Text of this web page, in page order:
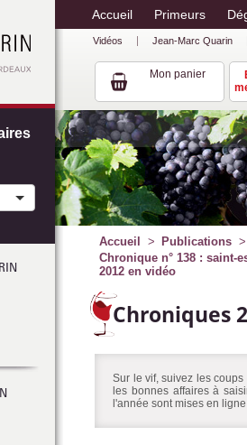
Accueil Primeurs
Vidéos Jean-Marc Quarin
Mon panier
Accueil Publications
Chronique n° 138 : saint-
2012 en vidéo
Chroniques
Sur le vif, suivez les
les bonnes affaires à
l'année sont mises en